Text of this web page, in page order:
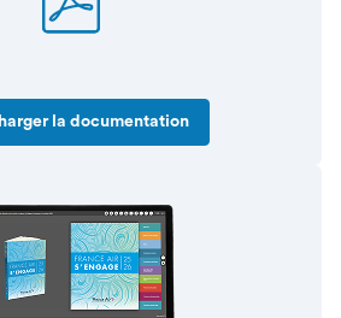
la documentation